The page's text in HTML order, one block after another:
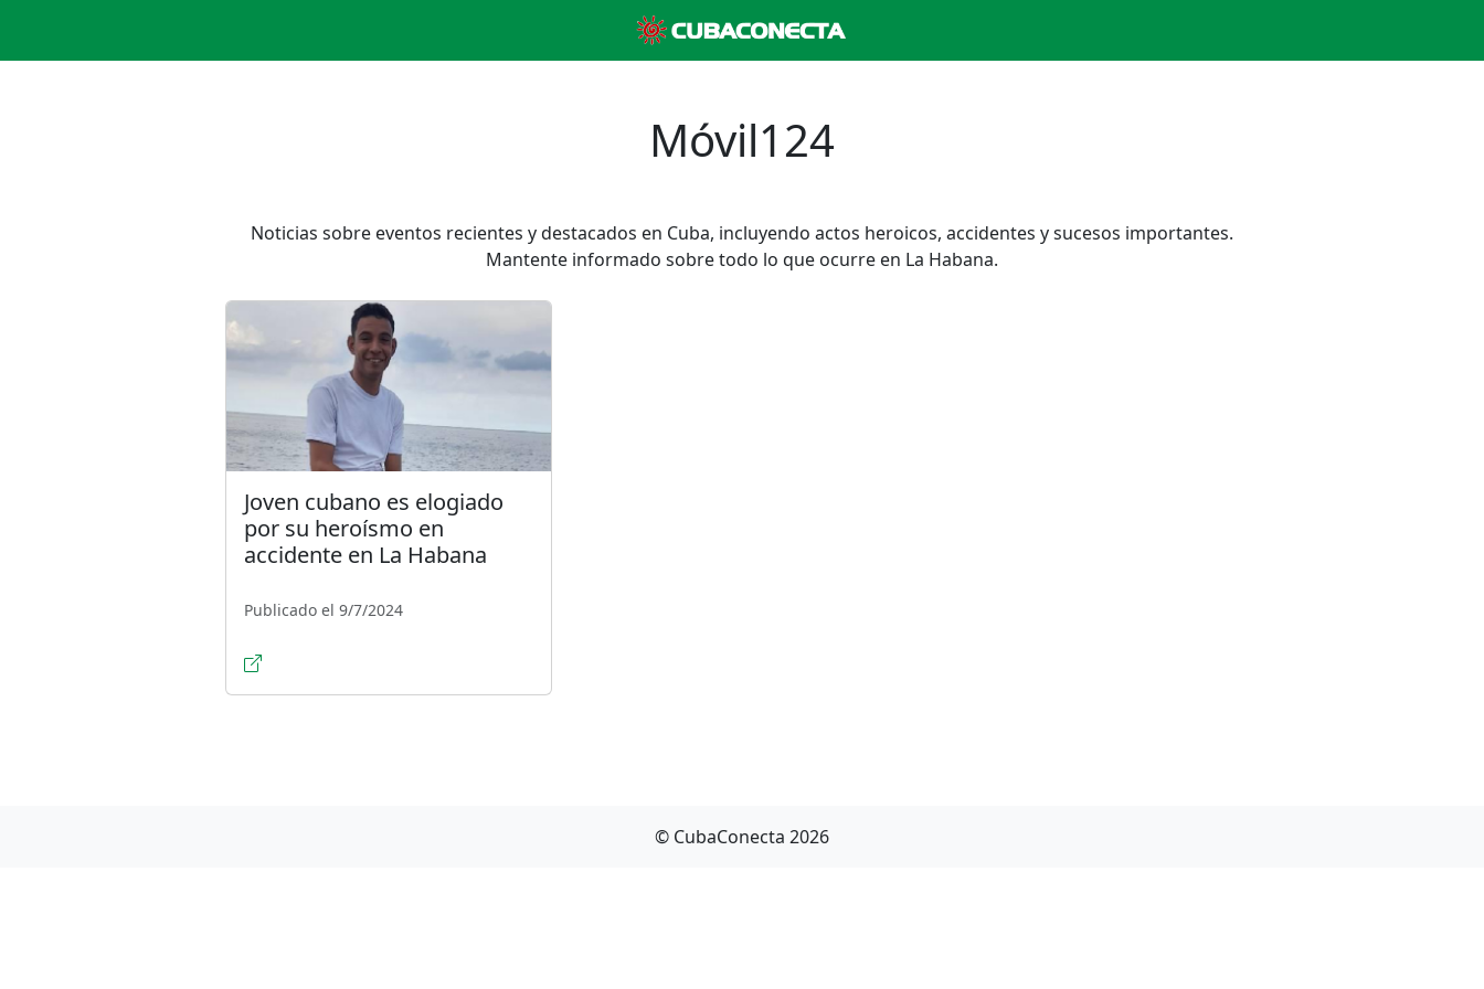
Móvil124
Noticias sobre eventos recientes y destacados en Cuba, incluyendo actos heroicos, accidentes y sucesos importantes.
Mantente informado sobre todo lo que ocurre en La Habana.
Joven cubano es elogiado
por su heroísmo en
accidente en La Habana
Publicado el 9/7/2024
© CubaConecta 2026